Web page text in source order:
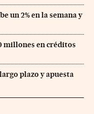
un 2% en la semana y
millones en créditos
plazo y apuesta